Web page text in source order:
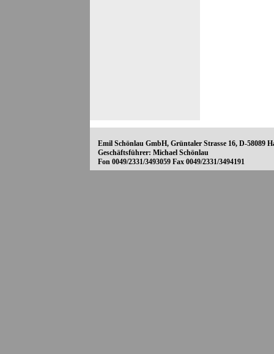
Emil Schönlau GmbH, Grüntaler Strasse 16, D-58089
Geschäftsführer: Michael Schönlau
Fon 0049/2331/3493059 Fax 0049/2331/3494191